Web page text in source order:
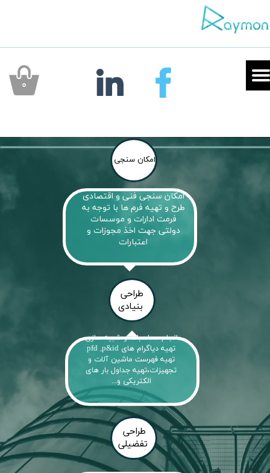
۰
​امکان سنجی فنی و اقتصادی
طرح و تهیه فرم ها با توجه به
فرمت ادارات و موسسات
دولتی جهت اخذ مجوزات و
اعتبارات
انجام محاسبات و شبیه سازی
تهیه دیاگرام های pfd ,p&id
تهیه فهرست ماشین آلات و
تجهیزات،تهیه جداول بار های
الکتریکی و...
امکان سنجی
​طراحی
​​​​​​​ بنیادی
طراحی
​​​​​​​تفضیلی